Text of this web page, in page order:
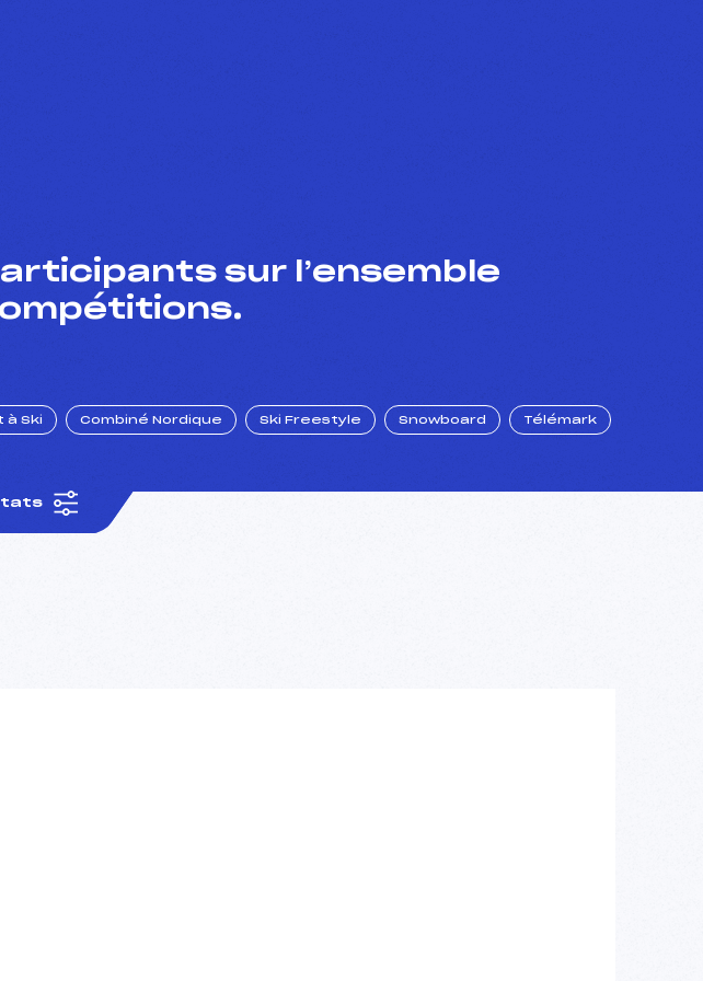
sur l’ensemble
à Ski Combiné Nordique Ski Freestyle Snowboard Télémark